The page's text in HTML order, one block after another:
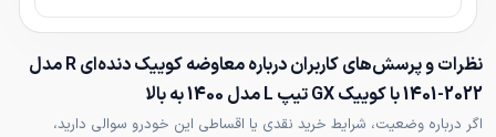
نظرات و پرسش‌های کاربران درباره معاوضه کوییک دنده‌ای R مدل
2022-1401 با کوییک GX تیپ L مدل 1400 به بالا
اگر درباره وضعیت، شرایط خرید نقدی یا اقساطی این خودرو سوالی دارید،